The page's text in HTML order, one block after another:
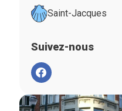
Saint-Jacques
Suivez-nous